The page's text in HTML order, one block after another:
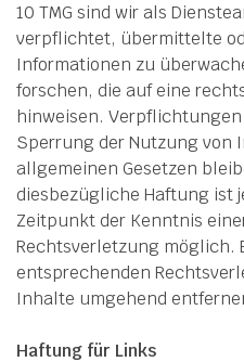
10 TMG sind wir als
verpflichtet, übermittelte
Informationen zu
forschen, die auf eine
hinweisen.
Sperrung der Nutzung von
allgemeinen Gesetzen
diesbezügliche Haftung ist
Zeitpunkt der Kenntnis
Rechtsverletzung möglich.
entsprechenden
Inhalte umgehend
Haftung für Links